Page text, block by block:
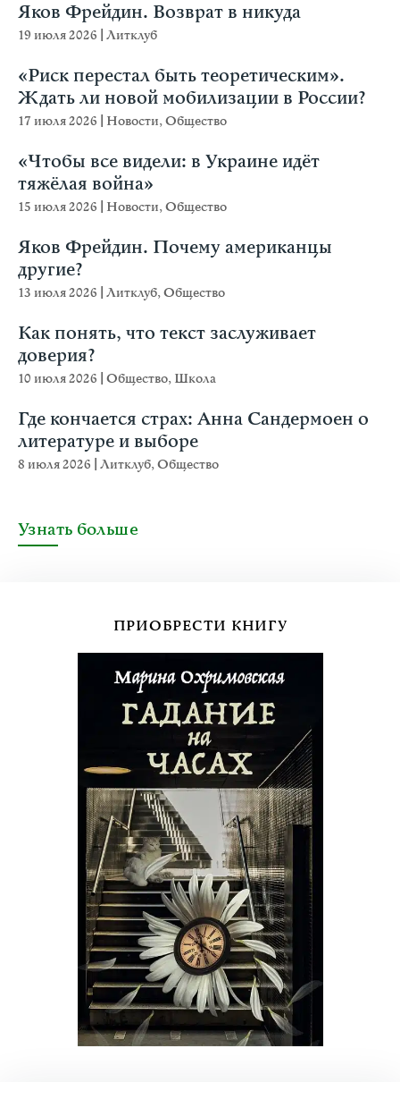
Яков Фрейдин. Возврат в никуда
19 июля 2026 Литклуб
«Риск перестал быть теоретическим».
Ждать ли новой мобилизации в России?
17 июля 2026 Новости,Общество
«Чтобы все видели: в Украине идёт
тяжёлая война»
15 июля 2026 Новости,Общество
Яков Фрейдин. Почему американцы
другие?
13 июля 2026 Литклуб,Общество
Как понять, что текст заслуживает
доверия?
10 июля 2026 Общество, Школа
Где кончается страх: Анна Сандермоен о
литературе и выборе
8 июля 2026 Литклуб,Общество
Узнать больше
ПРИОБРЕСТИ КНИГУ